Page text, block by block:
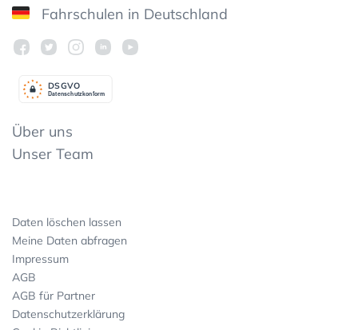
Fahrschulen in Deutschland
Datenschutzkonform
DSGVO
Über uns
Unser Team
Daten löschen lassen
Meine Daten abfragen
Impressum
AGB
AGB für Partner
Datenschutzerklärung